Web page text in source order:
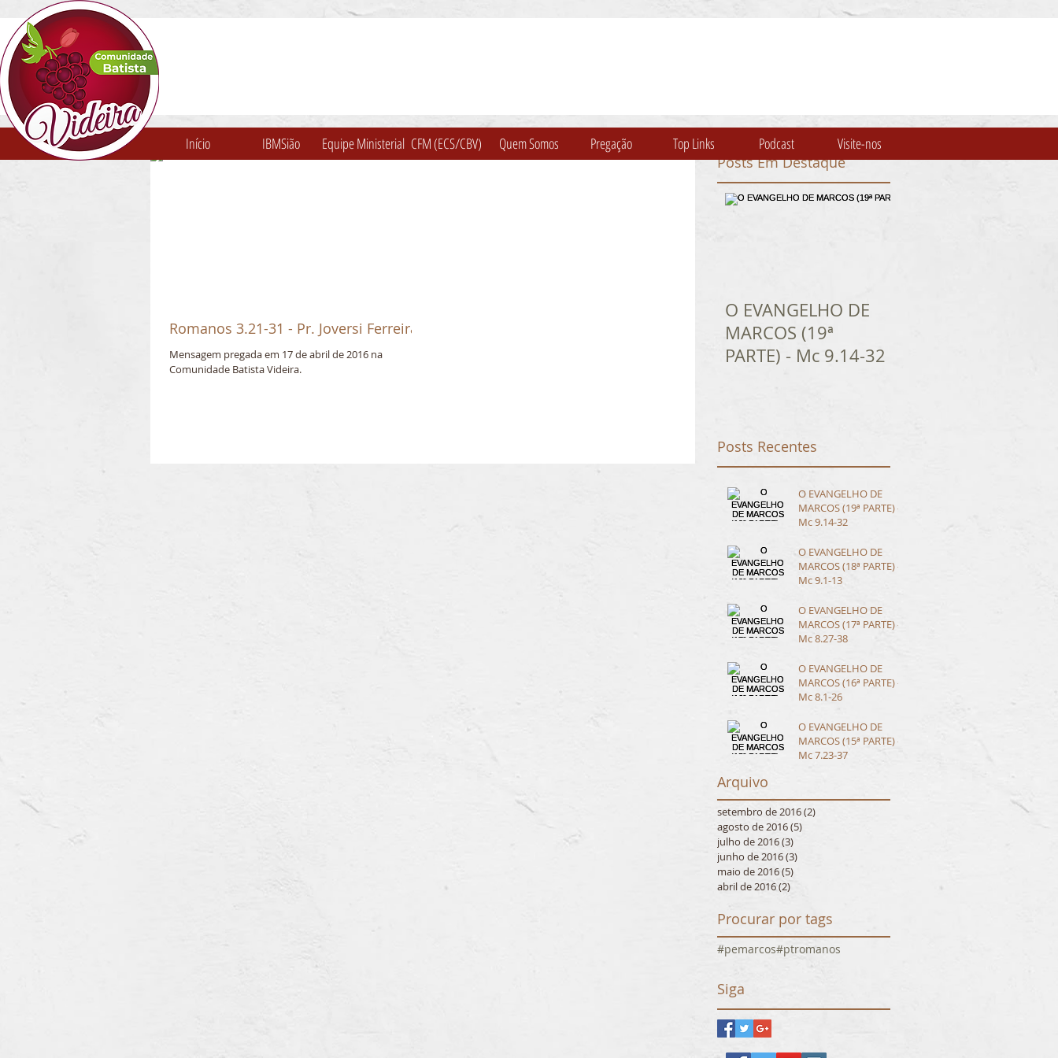
Romanos 3.21-31 - Pr. Joversi Ferreira
Mensagem pregada em 17 de abril de 2016 na
Comunidade Batista Videira.
Posts Em Destaque
O EVANGELHO DE
MARCOS (19ª
PARTE) - Mc 9.14-32
Posts Recentes
O EVANGELHO DE
MARCOS (19ª PARTE) -
Mc 9.14-32
O EVANGELHO DE
MARCOS (18ª PARTE) -
Mc 9.1-13
O EVANGELHO DE
MARCOS (17ª PARTE) -
Mc 8.27-38
O EVANGELHO DE
MARCOS (16ª PARTE) -
Mc 8.1-26
O EVANGELHO DE
MARCOS (15ª PARTE) -
Mc 7.23-37
Arquivo
setembro de 2016(2)
agosto de 2016(5)
julho de 2016(3)
junho de 2016(3)
maio de 2016(5)
abril de 2016(2)
Procurar por tags
#pemarcos#ptromanos
Siga
Início IBMSião Equipe Ministerial CFM (ECS/CBV) Quem Somos Pregação Top Links Podcast Visite-nos